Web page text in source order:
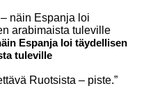
Espanja loi täydellisen
tuleville